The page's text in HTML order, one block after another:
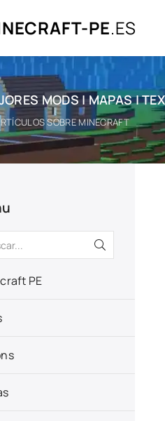
PE.ES
MODS | MAPAS |
SOBRE MINECRAFT
PE